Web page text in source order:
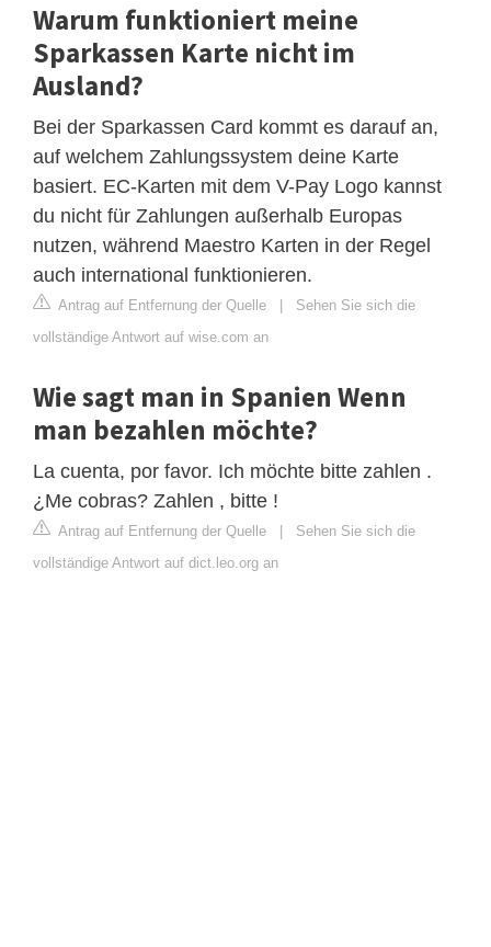
Warum funktioniert meine
Sparkassen Karte nicht im
Ausland?
Bei der Sparkassen Card kommt es darauf an,
auf welchem Zahlungssystem deine Karte
basiert. EC-Karten mit dem V-Pay Logo kannst
du nicht für Zahlungen außerhalb Europas
nutzen, während Maestro Karten in der Regel
auch international funktionieren.
Antrag auf Entfernung der Quelle | Sehen Sie sich die
vollständige Antwort auf wise.com an
Wie sagt man in Spanien Wenn
man bezahlen möchte?
La cuenta, por favor. Ich möchte bitte zahlen .
¿Me cobras? Zahlen , bitte !
Antrag auf Entfernung der Quelle | Sehen Sie sich die
vollständige Antwort auf dict.leo.org an